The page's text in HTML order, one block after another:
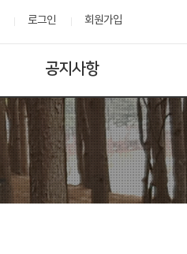
로그인 회원가입
공지사항